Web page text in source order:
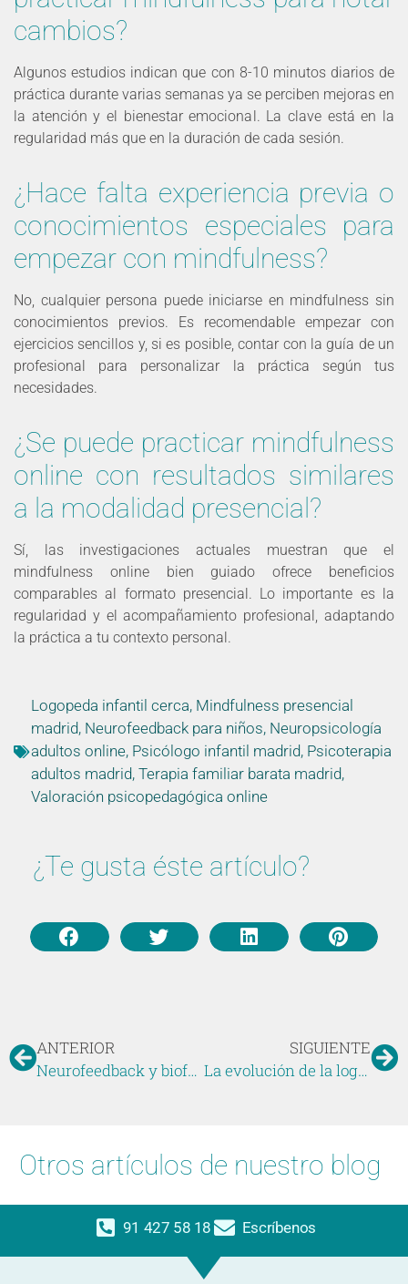
cambios?
Algunos estudios indican que con 8-10 minutos diarios de
práctica durante varias semanas ya se perciben mejoras en
la atención y el bienestar emocional. La clave está en la
regularidad más que en la duración de cada sesión.
¿Hace falta experiencia previa o
conocimientos especiales para
empezar con mindfulness?
No, cualquier persona puede iniciarse en mindfulness sin
conocimientos previos. Es recomendable empezar con
ejercicios sencillos y, si es posible, contar con la guía de un
profesional para personalizar la práctica según tus
necesidades.
¿Se puede practicar mindfulness
online con resultados similares
a la modalidad presencial?
Sí, las investigaciones actuales muestran que el
mindfulness online bien guiado ofrece beneficios
comparables al formato presencial. Lo importante es la
regularidad y el acompañamiento profesional, adaptando
la práctica a tu contexto personal.
Logopeda infantil cerca, Mindfulness presencial
madrid, Neurofeedback para niños, Neuropsicología
adultos online, Psicólogo infantil madrid, Psicoterapia
adultos madrid, Terapia familiar barata madrid,
Valoración psicopedagógica online
¿Te gusta éste artículo?
ANTERIOR
Neurofeedback y biofeedback: técnicas innovadoras para la rehabilitación cognitiva
SIGUIENTE
La evolución de la logopedia infantil: métodos multisensoriales y neuroplasticidad
Otros artículos de nuestro blog
91 427 58 18 Escríbenos